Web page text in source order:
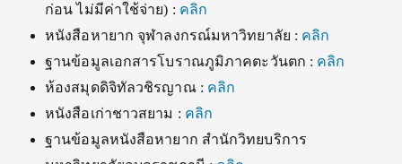
ก่อน ไม่มีค่าใช้จ่าย) : คลิก
หนังสือหายาก จุฬาลงกรณ์มหาวิทยาลัย : คลิก
ฐานข้อมูลเอกสารโบราณภูมิภาคตะวันตก : คลิก
ห้องสมุดดิจิทัลวชิรญาณ : คลิก
หนังสือเก่าชาวสยาม : คลิก
ฐานข้อมูลหนังสือหายาก สำนักวิทยบริการ